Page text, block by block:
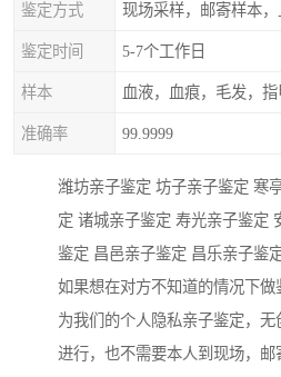
鉴定方式 现场采样，邮寄样本
鉴定时间 5-7个工作日
样本 血液，血痕，毛发，
准确率 99.9999
潍坊亲子鉴定 坊子亲子鉴定 寒
定 诸城亲子鉴定 寿光亲子鉴定
鉴定 昌邑亲子鉴定 昌乐亲子鉴
如果想在对方不知道的情况下做
为我们的个人隐私亲子鉴定，
进行，也不需要本人到现场，